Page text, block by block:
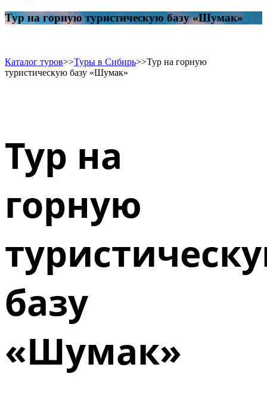
Тур на горную туристическую базу «Шумак»
Каталог туров>>Туры в Сибирь>>Тур на горную
туристическую базу «Шумак»
Тур на
горную
базу
«Шумак»